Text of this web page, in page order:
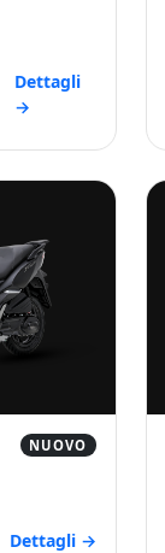
Dettagli
→
NUOVO
Dettagli →